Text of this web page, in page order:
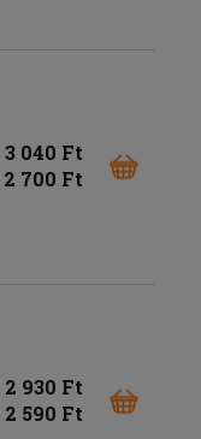
3 040 Ft
2 700 Ft
2 930 Ft
2 590 Ft